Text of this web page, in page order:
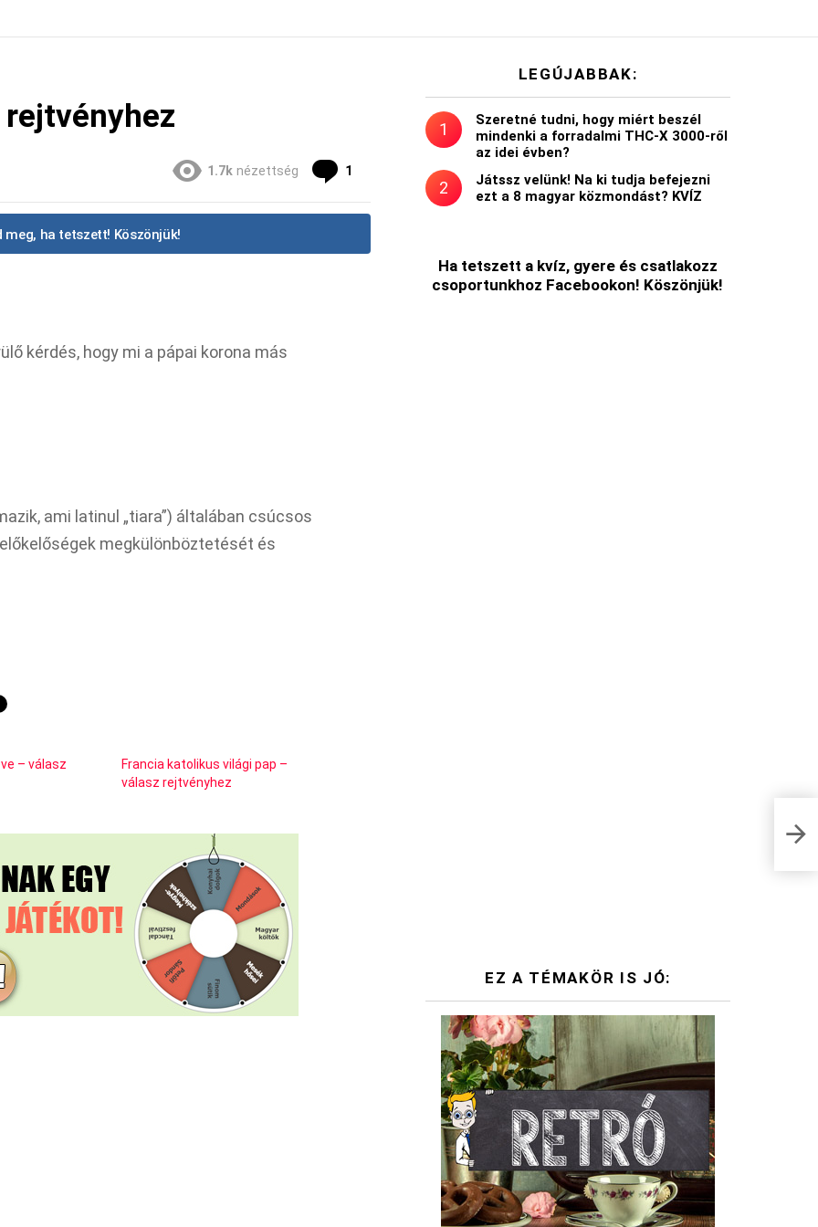
1.7k nézettség 1
meg, ha tetszett! Köszönjük!
kérdés, hogy mi a pápai korona más
megkülönböztetését és
– válasz
Francia katolikus világi pap –
válasz rejtvényhez
LEGÚJABBAK:
Szeretné tudni, hogy miért beszél
mindenki a forradalmi THC-X 3000-ről
az idei évben?
Játssz velünk! Na ki tudja befejezni
ezt a 8 magyar közmondást? KVÍZ
Ha tetszett a kvíz, gyere és csatlakozz
csoportunkhoz Facebookon! Köszönjük!
EZ A TÉMAKÖR IS JÓ: